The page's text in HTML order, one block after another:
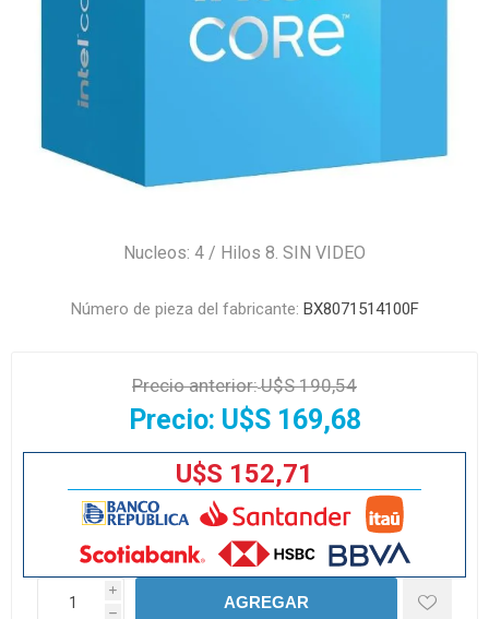
Nucleos: 4 / Hilos 8. SIN VIDEO
Número de pieza del fabricante: BX8071514100F
Precio anterior:U$S 190,54
Precio: U$S 169,68
U$S 152,71
i
h
AGREGAR